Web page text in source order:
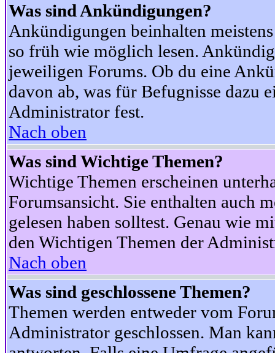
Was sind Ankündigungen?
Ankündigungen beinhalten
so früh wie möglich lesen.
jeweiligen Forums. Ob du eine
davon ab, was für Befugnisse dazu
Administrator fest.
Nach oben
Was sind Wichtige Themen?
Wichtige Themen erscheinen
Forumsansicht. Sie enthalten auch
gelesen haben solltest. Genau wie
den Wichtigen Themen der
Nach oben
Was sind geschlossene Themen?
Themen werden entweder vom
Administrator geschlossen. Man